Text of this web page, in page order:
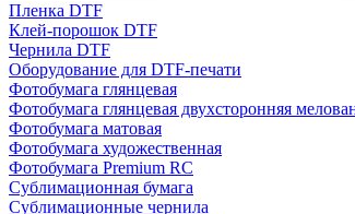
Пленка DTF
Клей-порошок DTF
Чернила DTF
Оборудование для DTF-печати
Фотобумага глянцевая
Фотобумага глянцевая двухсторонняя
Фотобумага матовая
Фотобумага художественная
Фотобумага Premium RC
Сублимационная бумага
Сублимационные чернила